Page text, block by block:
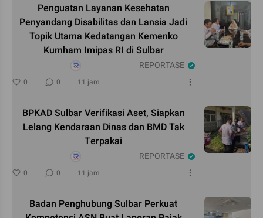
Penguatan Layanan Kesehatan
Penyandang Disabilitas dan Lansia Jadi
Topik Utama Kedatangan Kemenko
Kumham Imipas RI di Sulbar
REPORTASE
0 0 11 jam
BPKAD Sulbar Verifikasi Aset, Siapkan
Lelang Kendaraan Dinas dan BMD Tak
Terpakai
REPORTASE
0 0 11 jam
Badan Penghubung Sulbar Perkuat